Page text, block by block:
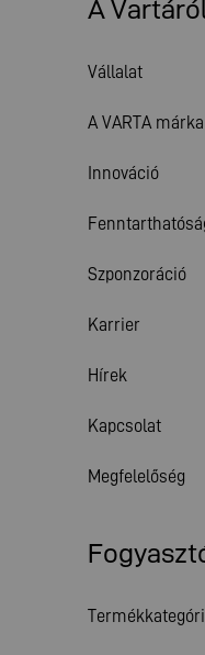
A
Vállalat
A VARTA márka
Innováció
Szponzoráció
Karrier
Hírek
Kapcsolat
Megfelelőség